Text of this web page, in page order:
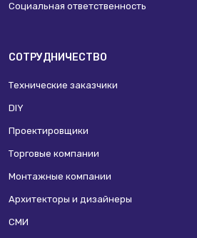
Социальная ответственность
СОТРУДНИЧЕСТВО
Технические заказчики
DIY
Проектировщики
Торговые компании
Монтажные компании
Архитекторы и дизайнеры
СМИ